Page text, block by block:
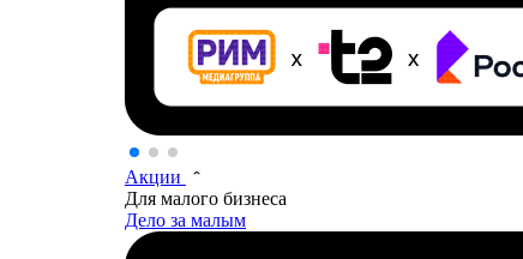
Акции
Для малого бизнеса
Дело за малым